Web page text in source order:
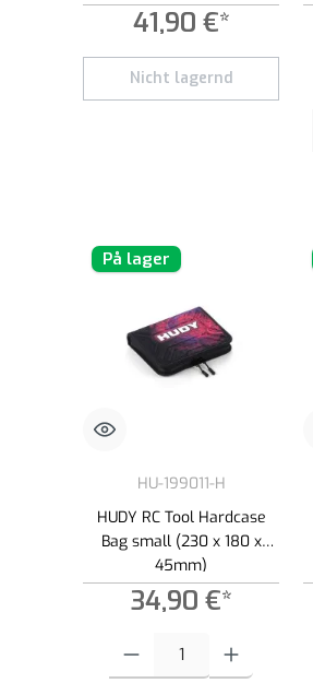
41,90 €*
Nicht lagernd
På lager
HU-199011-H
HUDY RC Tool Hardcase
Bag small (230 x 180 x
45mm)
34,90 €*